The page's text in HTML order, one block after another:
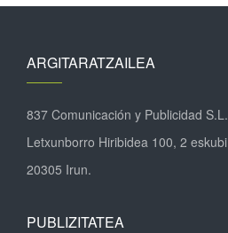
ARGITARATZAILEA
837 Comunicación y Publicidad S.L.
Letxunborro Hiribidea 100, 2 eskubi
20305 Irun.
PUBLIZITATEA